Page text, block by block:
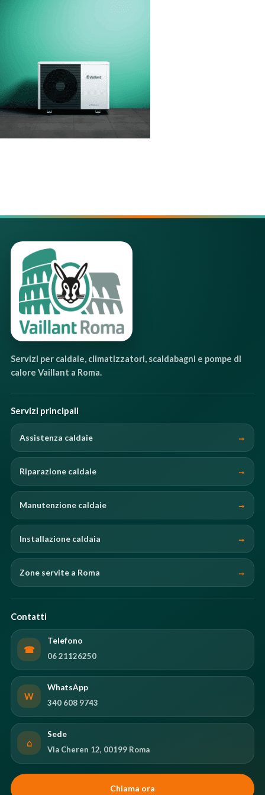
Servizi per caldaie, climatizzatori, scaldabagni e pompe di
calore Vaillant a Roma.
Servizi principali
Assistenza caldaie
Riparazione caldaie
Manutenzione caldaie
Installazione caldaia
Zone servite a Roma
Contatti
☎
Telefono
06 21126250
W
WhatsApp
340 608 9743
⌂
Sede
Via Cheren 12, 00199 Roma
Chiama ora